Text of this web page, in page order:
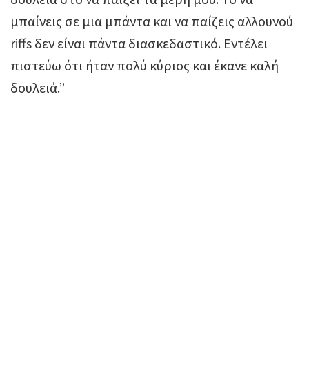
μπαίνεις σε μια μπάντα και να παίζεις αλλουνού
riffs δεν είναι πάντα διασκεδαστικό. Εντέλει
πιστεύω ότι ήταν πολύ κύριος και έκανε καλή
δουλειά.”